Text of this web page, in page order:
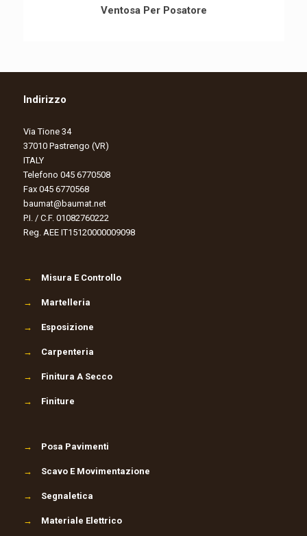
Ventosa Per Posatore
Indirizzo
Via Tione 34
37010 Pastrengo (VR)
ITALY
Telefono 045 6770508
Fax 045 6770568
baumat@baumat.net
P.I. / C.F. 01082760222
Reg. AEE IT15120000009098
→ Misura E Controllo
→ Martelleria
→ Esposizione
→ Carpenteria
→ Finitura A Secco
→ Finiture
→ Posa Pavimenti
→ Scavo E Movimentazione
→ Segnaletica
→ Materiale Elettrico